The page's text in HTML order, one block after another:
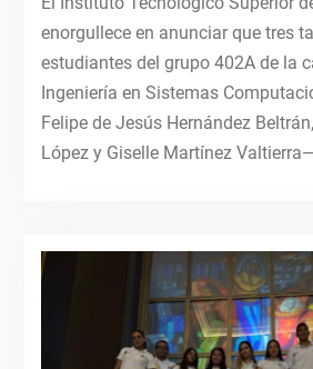
enorgullece en anunciar que tres
estudiantes del grupo 402A de la
Ingeniería en Sistemas
Felipe de Jesús Hernández
López y Giselle Martínez